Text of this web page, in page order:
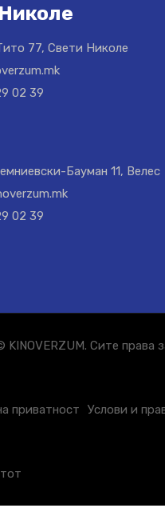
77, Свети Николе
02 39
Бауман 11, Велес
02 39
KINOVERZUM. Сите права
приватност Услови и